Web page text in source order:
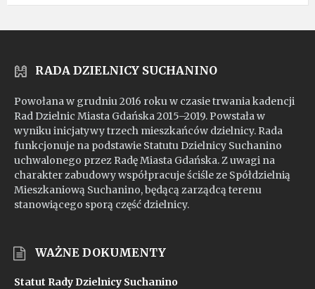
mp4
RADA DZIELNICY SUCHANINO
Powołana w grudniu 2016 roku w czasie trwania kadencji
Rad Dzielnic Miasta Gdańska 2015–2019. Powstała w
wyniku inicjatywy trzech mieszkańców dzielnicy. Rada
funkcjonuje na podstawie Statutu Dzielnicy Suchanino
uchwalonego przez Radę Miasta Gdańska. Z uwagi na
charakter zabudowy współpracuje ściśle ze Spółdzielnią
Mieszkaniową Suchanino, będącą zarządcą terenu
stanowiącego sporą część dzielnicy.
WAŻNE DOKUMENTY
Statut Rady Dzielnicy Suchanino